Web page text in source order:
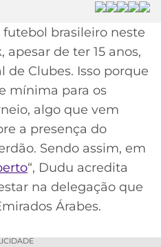
brasileiro neste
apesar de ter 15 anos,
Clubes. Isso porque
mínima para os
algo que vem
a presença do
Sendo assim, em
“, Dudu acredita
na delegação que
Árabes.